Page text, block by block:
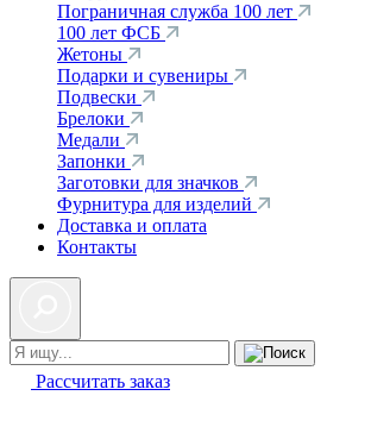
Пограничная служба 100 лет
100 лет ФСБ
Жетоны
Подарки и сувениры
Подвески
Брелоки
Медали
Запонки
Заготовки для значков
Фурнитура для изделий
Доставка и оплата
Контакты
Рассчитать заказ